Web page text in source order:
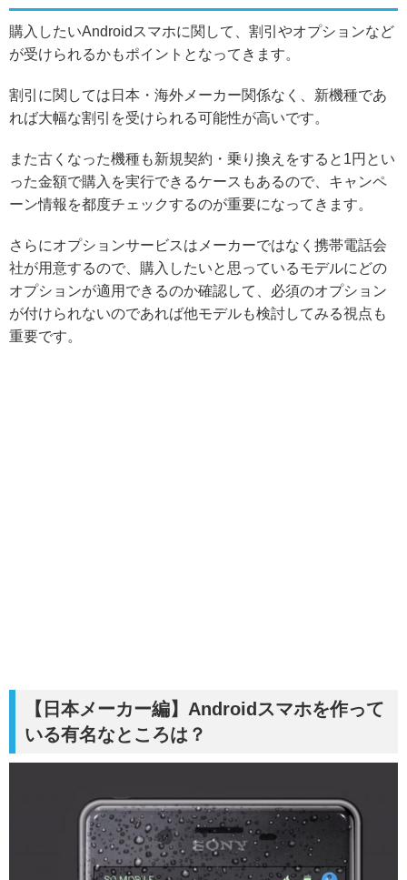
購入したいAndroidスマホに関して、割引やオプションなど
が受けられるかもポイントとなってきます。
割引に関しては日本・海外メーカー関係なく、新機種であ
れば大幅な割引を受けられる可能性が高いです。
また古くなった機種も新規契約・乗り換えをすると1円とい
った金額で購入を実行できるケースもあるので、キャンペ
ーン情報を都度チェックするのが重要になってきます。
さらにオプションサービスはメーカーではなく携帯電話会
社が用意するので、購入したいと思っているモデルにどの
オプションが適用できるのか確認して、必須のオプション
が付けられないのであれば他モデルも検討してみる視点も
重要です。
【日本メーカー編】Androidスマホを作って
いる有名なところは？